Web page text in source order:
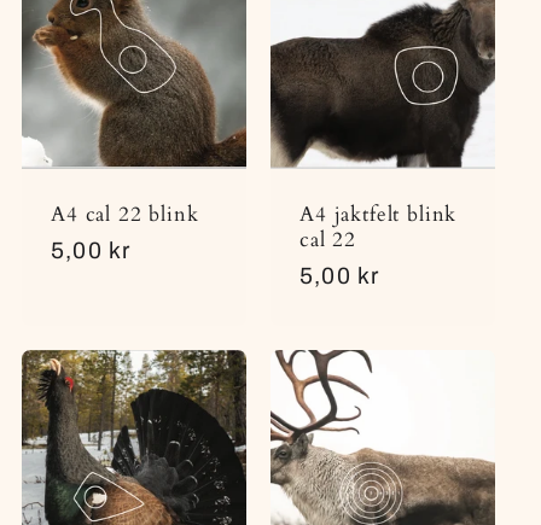
A4 cal 22 blink
Vanlig
5,00 kr
A4 jaktfelt blink
cal 22
Vanlig
5,00 kr